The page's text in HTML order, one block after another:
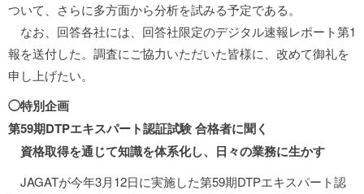
ついて、さらに多方面から分析を試みる予定である。
なお、回答各社には、回答社限定のデジタル速報レポート第1
報を送付した。調査にご協力いただいた皆様に、改めて御礼を
申し上げたい。
◯特別企画
第59期DTPエキスパート認証試験 合格者に聞く
資格取得を通じて知識を体系化し、日々の業務に生かす
JAGATが今年3月12日に実施した第59期DTPエキスパート認